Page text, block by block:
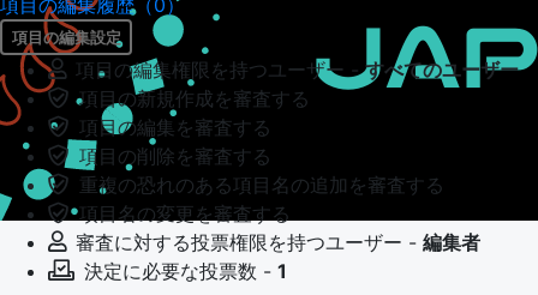
項目の編集履歴（0）
項目の編集設定
項目の編集権限を持つユーザー -すべてのユーザー
項目の新規作成を審査する
項目の編集を審査する
項目の削除を審査する
重複の恐れのある項目名の追加を審査する
項目名の変更を審査する
審査に対する投票権限を持つユーザー - 編集者
決定に必要な投票数 - 1